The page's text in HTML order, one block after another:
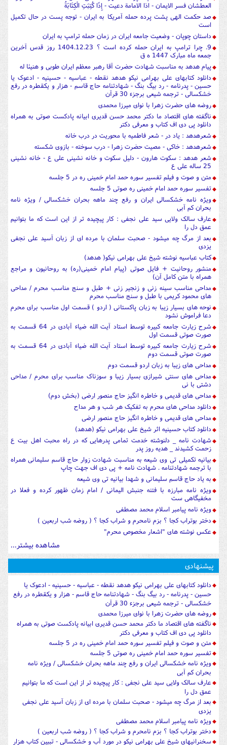
العطشان فسر الایمان - اذا الامامة دعیت - إِذَا كُتِبَتِ الْكِتَابَةُ
صد حکمت الهی پشت پرده حمله آمریکا به ایران - توجه پست در حال تکمیل
است
داستان چوپان - وضعیت جامعه ایران در زمان حمله ترامپ به ایران
9. چرا ترامپ به ایران حمله کرده است ؟ 1404.12.23 روز قدس آخرین
جمعه ماه مبارک 1447 ه ق
پیام هدهد به مناسبت شهادت حضرت آقا رهبر معظم ایران طوبی و هنیئا له
دانلود کتابهای علی بهرامی نیکو هدهد نقطه - عباسیه - حسینیه - ادعوک یا
حسین - پدرنامه - رد بیگ بنگ - شهادتنامه حاج قاسم - هزار و یکقطره در رفع
خشکسالی - ترجمه شیعی برجزء 30 قرآن
روضه های حضرت زهرا با نوای میرزا محمدی
ناگفته های اقتصاد ما دکتر محمد حسن قدیری ابیانه پادکست صوتی به همراه
دانلود پی دی اف کتاب و معرفی دکتر
شعرهدهد : یاد در - شعر فاطمیه با محوریت در درب خانه
شعرهدهد : خاکی - مصیت حضرت زهرا - درب سوخته - بازوی شکسته
شعر هدهد : سکوت هارون - دلیل سکوت و خانه نشینی علی ع - خانه نشینی
25 ساله علی ع
متن و صوت و فیلم تفسیر سوره حمد امام خمینی ره در 5 جلسه
تفسیر سوره حمد امام خمینی ره صوتی 5 جلسه
ویژه نامه خشکسالی ایران و رفع چند ماهه بحران خشکسالی / ویژه نامه
بحران کم آبی
عارف سالک ولایی سید علی نجفی : کار پیچیده تر از این است که ما بتوانیم
عمق دل را
بعد از مرگ چه میشود - صحبت سلمان با مرده ای از زبان آسید علی نجفی
یزدی
کتاب عباسیه نوشته شیخ علی بهرامی نیکو( هدهد)
منشور روحانیت + فایل صوتی (پیام امام خمینی(ره) به روحانیون و مراجع
همراه با متن کامل آن)
مداحی مناسب سینه زنی و زنجیر زنی + طبل و سنج مناسب محرم / مداحی
های محمود کریمی با طبل و سنج مناسب محرم
نوحه های بسیار زیبا به زبان پاکستانی ( اردو ) قسمت اول مناسب برای محرم
دعا فراموش نشود
شرح زیارت جامعه کبیره توسط استاد آیت الله ضیاء آبادی در 64 قسمت به
صورت صوتی قسمت اول
شرح زیارت جامعه کبیره توسط استاد آیت الله ضیاء آبادی در 64 قسمت به
صورت صوتی قسمت دوم
مداحی های زیبا به زبان اردو قسمت دوم
مداحی های سنتی شیرازی بسیار زیبا و سوزناک مناسب برای محرم / مداحی
دشتی با نی
مداحی های قدیمی و خاطره انگیز حاج منصور ارضی (بخش دوم)
دانلود مداحی های محرم به تفکیک هر شب و هر مداح
مداحی های قدیمی و خاطره انگیز حاج منصور ارضی
دانلود کتاب حسینیه اثر شیخ علی بهرامی نیکو (هدهد)
شهادت نامه _ دلنوشته خدمت تمامی پدرهایی که در راه محبت اهل بیت ع
زحمت کشیدند _ هدیه روز پدر
بیانیه تکمیلی تی وی شیعه به مناسبت شهادت زوار حاج قاسم سلیمانی همراه
با ترجمه شهادتنامه . شهادت نامه + پی دی اف جهت چاپ
به یاد حاج قاسم سلیمانی و شهدا بیانیه تی وی شیعه
ویژه نامه مبارزه با فتنه جنبش الیمانی / امام زمان ظهور کرده و فعلا در
مخفیگاهی ست
ویژه نامه پیامبر اسلام محمد مصطفی
دختر بوتراب کجا ؟ بزم نامحرم و شراب کجا ؟ ( روضه شب اربعین )
عکس نوشته های "اشعار مخصوص محرم"
مشاهده بیشتر...
پیشنهادی
دانلود کتابهای علی بهرامی نیکو هدهد نقطه - عباسیه - حسینیه - ادعوک یا
حسین - پدرنامه - رد بیگ بنگ - شهادتنامه حاج قاسم - هزار و یکقطره در رفع
خشکسالی - ترجمه شیعی برجزء 30 قرآن
روضه های حضرت زهرا با نوای میرزا محمدی
ناگفته های اقتصاد ما دکتر محمد حسن قدیری ابیانه پادکست صوتی به همراه
دانلود پی دی اف کتاب و معرفی دکتر
متن و صوت و فیلم تفسیر سوره حمد امام خمینی ره در 5 جلسه
تفسیر سوره حمد امام خمینی ره صوتی 5 جلسه
ویژه نامه خشکسالی ایران و رفع چند ماهه بحران خشکسالی / ویژه نامه
بحران کم آبی
عارف سالک ولایی سید علی نجفی : کار پیچیده تر از این است که ما بتوانیم
عمق دل را
بعد از مرگ چه میشود - صحبت سلمان با مرده ای از زبان آسید علی نجفی
یزدی
ویژه نامه پیامبر اسلام محمد مصطفی
دختر بوتراب کجا ؟ بزم نامحرم و شراب کجا ؟ ( روضه شب اربعین )
سخنرانیهای شیخ علی بهرامی نیکو در مورد آب و خشکسالی - تببین کتاب هزار